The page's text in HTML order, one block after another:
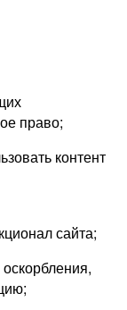
право;
контент
сайта;